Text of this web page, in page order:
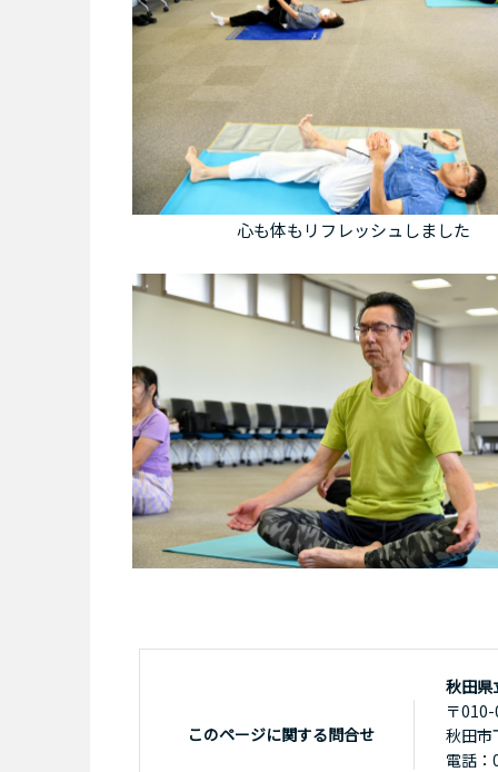
心も体もリフレッシュしました
このページに関する問合せ
秋田県
〒
秋田市
電話